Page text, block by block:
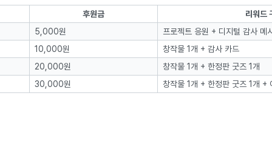
후원금
리워드
5,000원
프로젝트 응원 + 디지털 감사 메
10,000원
창작물 1개 + 감사 카드
20,000원
창작물 1개 + 한정판 굿즈 1개
30,000원
창작물 1개 + 한정판 굿즈 1개 +